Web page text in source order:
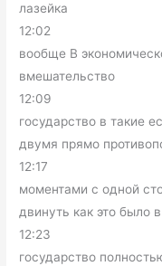
лазейка
12:02
вообще В
вмешательство
12:09
государство в такие
двумя прямо
12:17
моментами с одной
двинуть как это было
12:23
государство